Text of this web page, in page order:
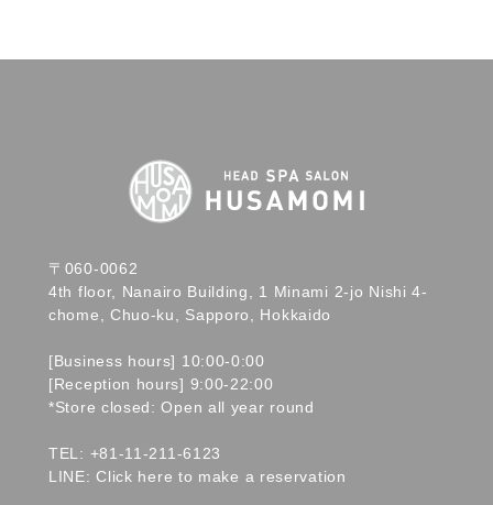
〒060-0062
4th floor, Nanairo Building, 1 Minami 2-jo Nishi 4-
chome, Chuo-ku, Sapporo, Hokkaido
[Business hours] 10:00-0:00
[Reception hours] 9:00-22:00
*Store closed: Open all year round
TEL: +81-11-211-6123
LINE:Click here to make a reservation